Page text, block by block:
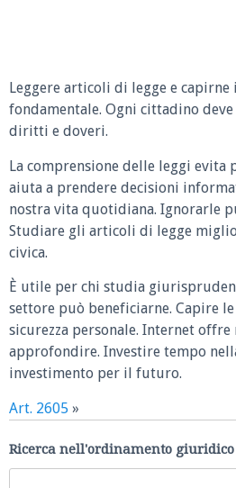
Leggere articoli di legge e
fondamentale. Ogni cittadino
diritti e doveri.
La comprensione delle leggi
aiuta a prendere decisioni
nostra vita quotidiana. Ignorarle
Studiare gli articoli di legge
civica.
È utile per chi studia
settore può beneficiarne. Capire
sicurezza personale. Internet
approfondire. Investire tempo
investimento per il futuro.
Art. 2605 »
Ricerca nell'ordinamento giuridico